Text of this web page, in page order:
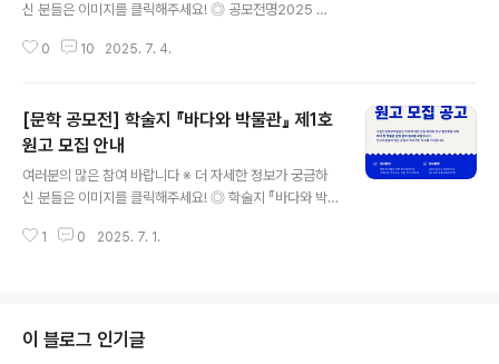
신 분들은 이미지를 클릭해주세요! ◎ 공모전명2025 문
고 ◎ 공모부문출연진 4명 이내 중소극장 창작 뮤지컬 ◎
기성 무관)*1인 또는 3인 이상의 공동창작의 경우 공모 지
원은 가능하나 최대 수상금은 350만원으로 제한함2. 단독
또는 공동 등 어떠한 형태로도 무대 공연된 이력이 없는 순
수 창작 작품*비상업적(무료) 쇼케이스, 낭독극 발표 작품
의 작품 ◎ 공..
0 10 2025. 7. 4.
[문학 공모전] 학술지 『바다와 박물관』 제1호
원고 모집 안내
여러분의 많은 참여 바랍니다 ※ 더 자세한 정보가 궁금하
신 분들은 이미지를 클릭해주세요! ◎ 학술지 『바다와 박
eum)』은 2024년 국립인천해양박물관 개관과 함께 창간
심 확대와 연구 활성화를 위해관련 분야 원고를 모집합니
다. 연구자분들의 많은 관심과 적극적인 투고를 기다립니
1 0 2025. 7. 1.
이 블로그 인기글